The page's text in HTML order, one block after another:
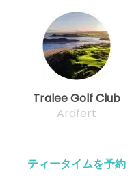
Tralee Golf Club
Ardfert
ティータイムを予約